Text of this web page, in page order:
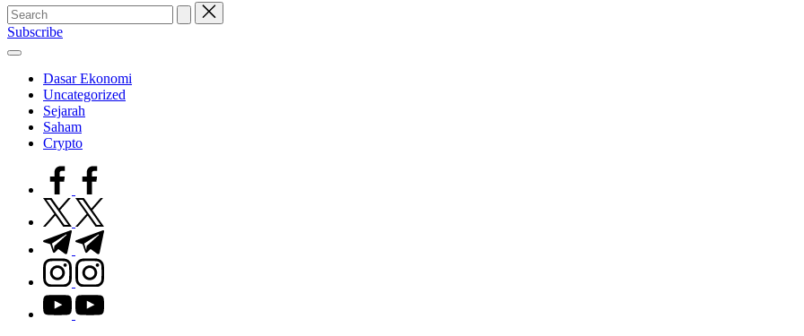
Search
for:
Subscribe
Dasar Ekonomi
Uncategorized
Sejarah
Saham
Crypto
facebook.com
twitter.com
t.me
instagram.com
youtube.com